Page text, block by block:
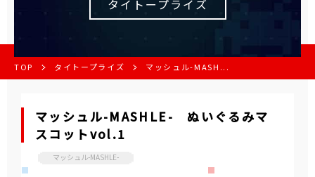
タイトープライズ
TOP タイトープライズ マッシュル-MASH...
マッシュル-MASHLE- ぬいぐるみマ
スコットvol.1
マッシュル-MASHLE-